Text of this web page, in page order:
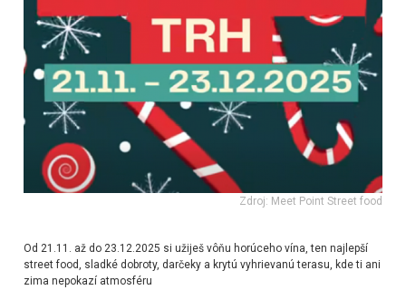
Zdroj: Meet Point Street food
Od 21.11. až do 23.12.2025 si užiješ vôňu horúceho vína, ten najlepší
street food, sladké dobroty, darčeky a krytú vyhrievanú terasu, kde ti ani
zima nepokazí atmosféru